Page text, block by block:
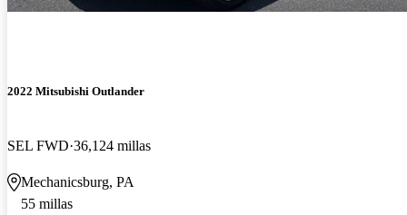
2022 Mitsubishi Outlander
SEL FWD 36,124 millas
Mechanicsburg, PA
55 millas